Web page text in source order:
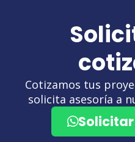
Cotizamos tus
solicita asesoría a